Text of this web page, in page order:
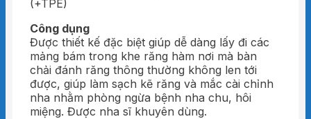
(+TPE)
Công dụng
Được thiết kế đặc biệt giúp dễ dàng lấy đi các
mảng bám trong khe răng hàm nơi mà bàn
chải đánh răng thông thường không len tới
được, giúp làm sạch kẽ răng và mắc cài chỉnh
nha nhằm phòng ngừa bệnh nha chu, hôi
miệng. Được nha sĩ khuyên dùng.